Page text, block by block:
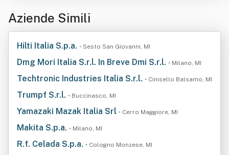
Aziende Simili
Hilti Italia S.p.a. • Sesto San Giovanni, MI
Dmg Mori Italia S.r.l. In Breve Dmi S.r.l. • Milano, MI
Techtronic Industries Italia S.r.l. • Cinisello Balsamo, MI
Trumpf S.r.l. • Buccinasco, MI
Yamazaki Mazak Italia Srl • Cerro Maggiore, MI
Makita S.p.a. • Milano, MI
R.f. Celada S.p.a. • Cologno Monzese, MI